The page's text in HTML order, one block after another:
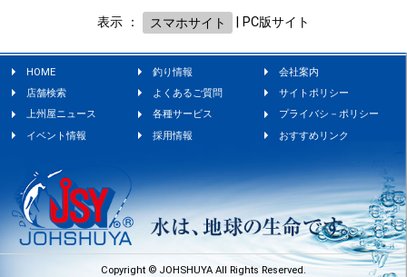
表示 ： スマホサイト PC版サイト
HOME 釣り情報
会社案内
店舗検索
よくあるご質問
サイトポリシー
上州屋ニュース
各種サービス
プライバシ－ポリシー
イベント情報
採用情報 おすすめリンク
Copyright © JOHSHUYA All Rights Reserved.